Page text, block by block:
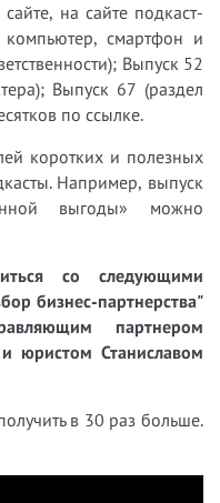
на сайте подкаст-
смартфон и
Выпуск 52
Выпуск 67 (раздел
по ссылке.
коротких и полезных
Например, выпуск
выгоды» можно
со следующими
бизнес-партнерства"
партнером
юристом Станиславом
в 30 раз больше.